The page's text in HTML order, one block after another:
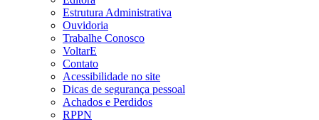
Estrutura Administrativa
Ouvidoria
Trabalhe Conosco
VoltarE
Contato
Acessibilidade no site
Dicas de segurança pessoal
Achados e Perdidos
RPPN